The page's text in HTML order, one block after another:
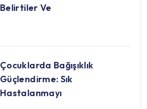
Belirtiler Ve
Çocuklarda Bağışıklık
Güçlendirme: Sık
Hastalanmayı